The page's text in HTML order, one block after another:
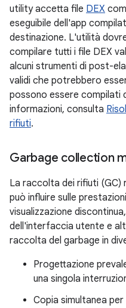
utility accetta file DEX
eseguibile dell'app
destinazione. L'utilità
compilare tutti i file DEX
alcuni strumenti di post-
validi che potrebbero
possono essere compilati
informazioni, consulta
rifiuti.
Garbage collection
La raccolta dei rifiuti (GC)
può influire sulle
visualizzazione
dell'interfaccia utente e
raccolta del garbage in
Progettazione
una singola
Copia simultanea